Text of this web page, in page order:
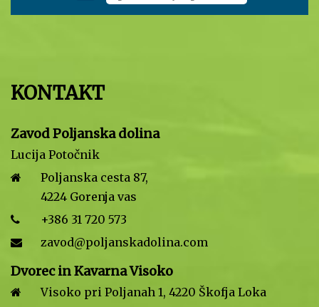
KONTAKT
Zavod Poljanska dolina
Lucija Potočnik
Poljanska cesta 87,
4224 Gorenja vas
+386 31 720 573
zavod@poljanskadolina.com
Dvorec in Kavarna Visoko
Visoko pri Poljanah 1, 4220 Škofja Loka